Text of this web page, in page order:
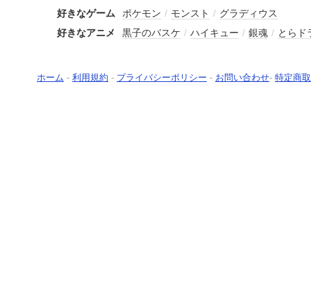
好きなゲーム ポケモン / モンスト / グラディウス
好きなアニメ
黒子のバスケ / ハイキュー / 銀魂 / とらド
ホーム - 利用規約 - プライバシーポリシー - お問い合わせ- 特定商